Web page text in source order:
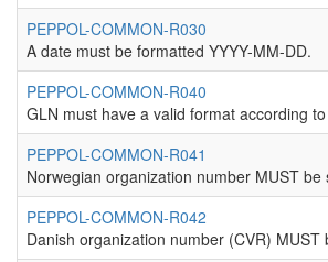
PEPPOL-COMMON-R030
A date must be formatted YYYY-MM-DD.
PEPPOL-COMMON-R040
GLN must have a valid format according
PEPPOL-COMMON-R041
Norwegian organization number MUST
PEPPOL-COMMON-R042
Danish organization number (CVR)